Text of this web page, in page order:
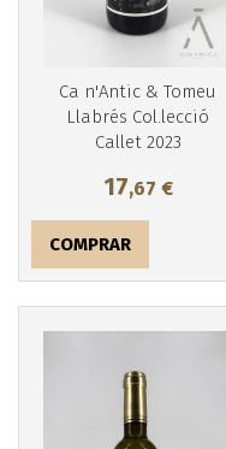
Ca n'Antic & Tomeu
Llabrés Col.lecció
Callet 2023
17,67 €
COMPRAR
Más info